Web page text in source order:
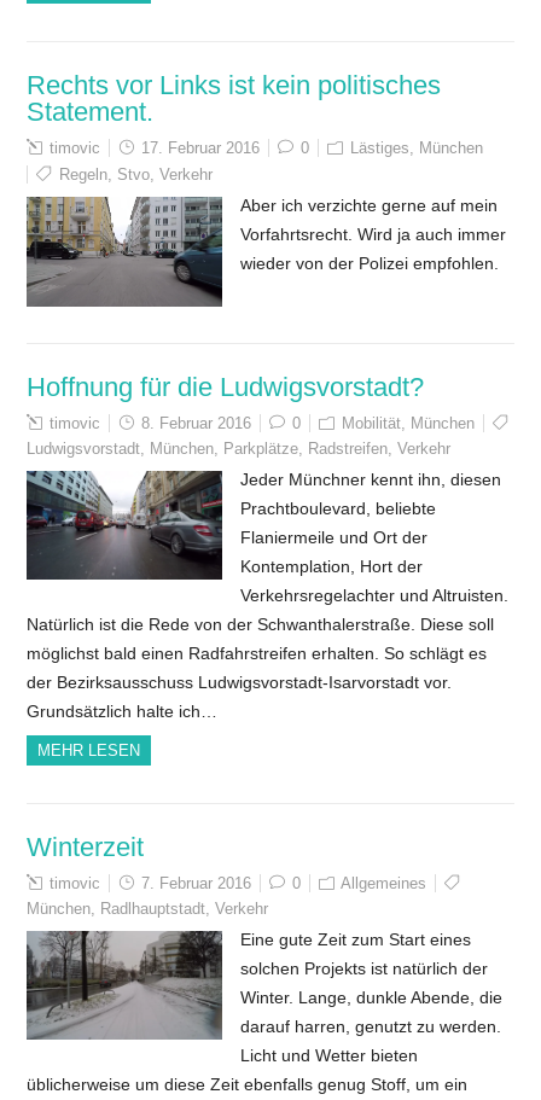
Rechts vor Links ist kein politisches
Statement.
timovic 17. Februar 2016 0 Lästiges, München
Regeln, Stvo,Verkehr
Aber ich verzichte gerne auf mein
Vorfahrtsrecht. Wird ja auch immer
wieder von der Polizei empfohlen.
Hoffnung für die Ludwigsvorstadt?
timovic 8. Februar 2016 0 Mobilität München
Ludwigsvorstadt München Parkplätze Radstreifen ,Verkehr
Jeder Münchner kennt ihn, diesen
Prachtboulevard, beliebte
Flaniermeile und Ort der
Kontemplation, Hort der
Verkehrsregelachter und Altruisten.
Natürlich ist die Rede von der Schwanthalerstraße. Diese soll
möglichst bald einen Radfahrstreifen erhalten. So schlägt es
der Bezirksausschuss Ludwigsvorstadt-Isarvorstadt vor.
Grundsätzlich halte ich…
MEHR LESEN
Winterzeit
timovic 7. Februar 2016 0
Allgemeines
München Radlhauptstadt ,Verkehr
Eine gute Zeit zum Start eines
solchen Projekts ist natürlich der
Winter. Lange, dunkle Abende, die
darauf harren, genutzt zu werden.
Licht und Wetter bieten
üblicherweise um diese Zeit ebenfalls genug Stoff, um ein